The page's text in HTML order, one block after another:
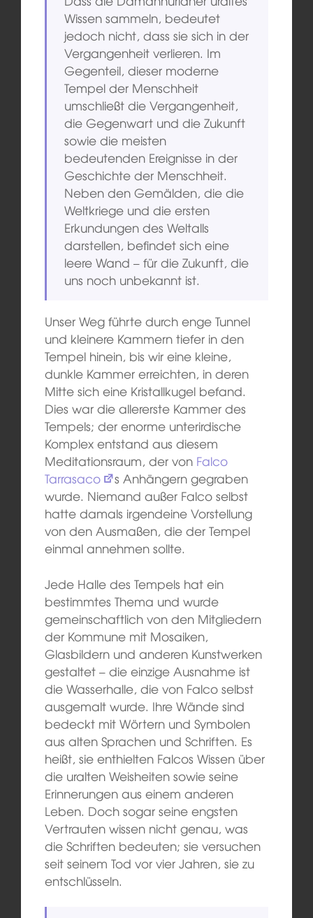
Wissen sammeln, bedeutet
jedoch nicht, dass sie sich in der
Vergangenheit verlieren. Im
Gegenteil, dieser moderne
Tempel der Menschheit
umschließt die Vergangenheit,
die Gegenwart und die Zukunft
sowie die meisten
bedeutenden Ereignisse in der
Geschichte der Menschheit.
Neben den Gemälden, die die
Weltkriege und die ersten
Erkundungen des Weltalls
darstellen, befindet sich eine
leere Wand – für die Zukunft, die
uns noch unbekannt ist.
Unser Weg führte durch enge Tunnel
und kleinere Kammern tiefer in den
Tempel hinein, bis wir eine kleine,
dunkle Kammer erreichten, in deren
Mitte sich eine Kristallkugel befand.
Dies war die allererste Kammer des
Tempels; der enorme unterirdische
Komplex entstand aus diesem
Meditationsraum, der von Falco
Tarrasaco
s Anhängern gegraben
wurde. Niemand außer Falco selbst
hatte damals irgendeine Vorstellung
von den Ausmaßen, die der Tempel
einmal annehmen sollte.
Jede Halle des Tempels hat ein
bestimmtes Thema und wurde
gemeinschaftlich von den Mitgliedern
der Kommune mit Mosaiken,
Glasbildern und anderen Kunstwerken
gestaltet – die einzige Ausnahme ist
die Wasserhalle, die von Falco selbst
ausgemalt wurde. Ihre Wände sind
bedeckt mit Wörtern und Symbolen
aus alten Sprachen und Schriften. Es
heißt, sie enthielten Falcos Wissen über
die uralten Weisheiten sowie seine
Erinnerungen aus einem anderen
Leben. Doch sogar seine engsten
Vertrauten wissen nicht genau, was
die Schriften bedeuten; sie versuchen
seit seinem Tod vor vier Jahren, sie zu
entschlüsseln.